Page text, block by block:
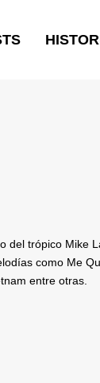
del trópico Mike
como Me
entre otras.